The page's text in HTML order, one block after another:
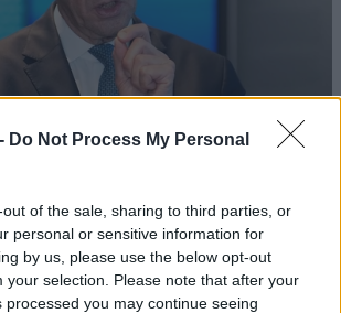
Do Not Process My Personal
of the sale, sharing to third parties, or
personal or sensitive information for
by us, please use the below opt-out
your selection. Please note that after your
processed you may continue seeing
το drone στο αεροδρόμιο της